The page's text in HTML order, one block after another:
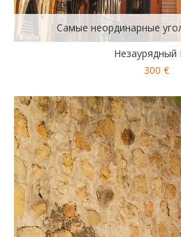
Самые неординарные
Незаурядный
300 €